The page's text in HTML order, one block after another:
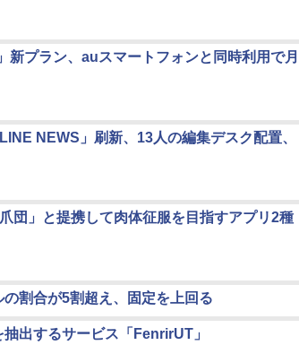
新プラン、auスマートフォンと同時利用で月
NEWS」刷新、13人の編集デスク配置、
団」と提携して肉体征服を目指すアプリ2種
割合が5割超え、固定を上回る
出するサービス「FenrirUT」